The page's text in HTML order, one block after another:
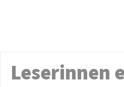
Leserinnen